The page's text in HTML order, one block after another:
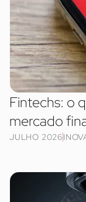
Fintechs: o
mercado
JULHO 2026